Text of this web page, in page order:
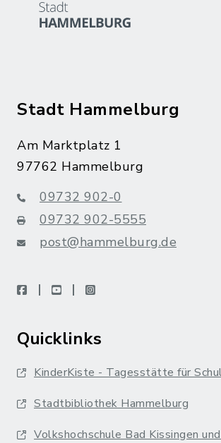
Stadt Hammelburg
Am Marktplatz 1
97762 Hammelburg
09732 902-0
09732 902-5555
post@hammelburg.de
facebookyoutubeinstagram
Quicklinks
KinderKiste - Tagesstätte für
Stadtbibliothek Hammelburg
Volkshochschule Bad Kissingen